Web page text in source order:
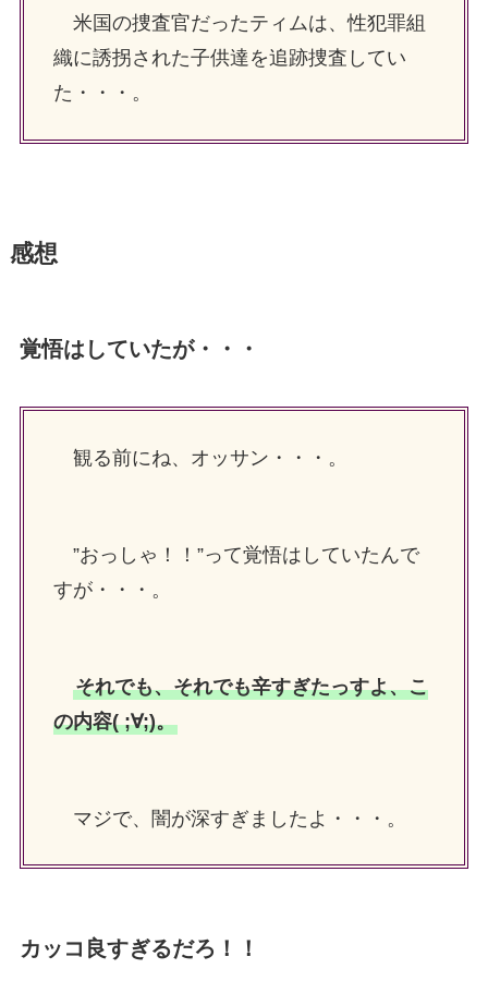
米国の捜査官だったティムは、性犯罪組
織に誘拐された子供達を追跡捜査してい
た・・・。
感想
覚悟はしていたが・・・
観る前にね、オッサン・・・。
”おっしゃ！！”って覚悟はしていたんで
すが・・・。
それでも、それでも辛すぎたっすよ、こ
の内容( ;∀;)。
マジで、闇が深すぎましたよ・・・。
カッコ良すぎるだろ！！